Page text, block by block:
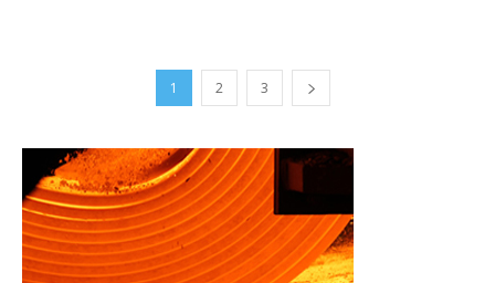
1 2 3